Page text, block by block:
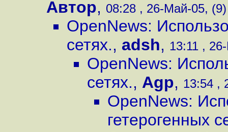
Автор, 08:28 , 26-Май-05, (9)
OpenNews:
сетях., adsh, 13:11 ,
OpenNews:
сетях., Agp, 13:54 ,
OpenNews:
гетерогенных